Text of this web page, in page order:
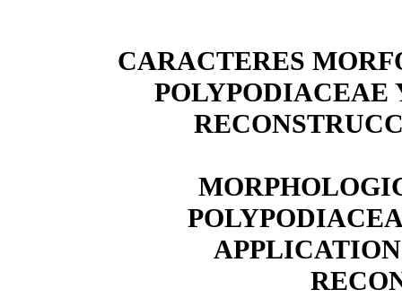
CARACTERES
POLYPODIACEAE